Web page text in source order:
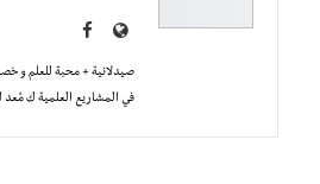
صيدلانية + محبة للعلم و
في المشاريع العلمية ك مُعد